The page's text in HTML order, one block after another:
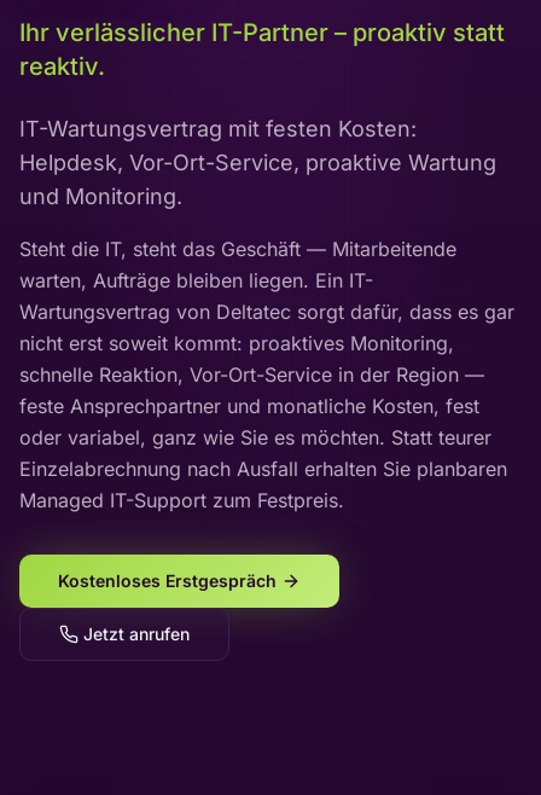
Ihr verlässlicher IT-Partner – proaktiv statt
reaktiv.
IT-Wartungsvertrag mit festen Kosten:
Helpdesk, Vor-Ort-Service, proaktive Wartung
und Monitoring.
Steht die IT, steht das Geschäft — Mitarbeitende
warten, Aufträge bleiben liegen. Ein IT-
Wartungsvertrag von Deltatec sorgt dafür, dass es gar
nicht erst soweit kommt: proaktives Monitoring,
schnelle Reaktion, Vor-Ort-Service in der Region —
feste Ansprechpartner und monatliche Kosten, fest
oder variabel, ganz wie Sie es möchten. Statt teurer
Einzelabrechnung nach Ausfall erhalten Sie planbaren
Managed IT-Support zum Festpreis.
Kostenloses Erstgespräch
Jetzt anrufen